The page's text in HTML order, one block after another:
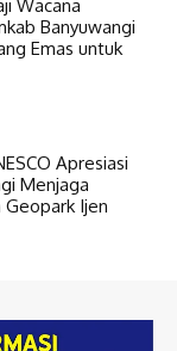
Wacana
Banyuwangi
Emas untuk
Apresiasi
Menjaga
Ijen